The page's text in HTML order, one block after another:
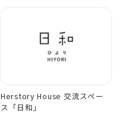
Herstory House 交流スペー
ス「日和」